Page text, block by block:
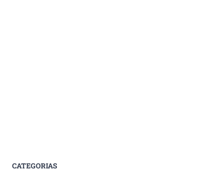
CATEGORIAS